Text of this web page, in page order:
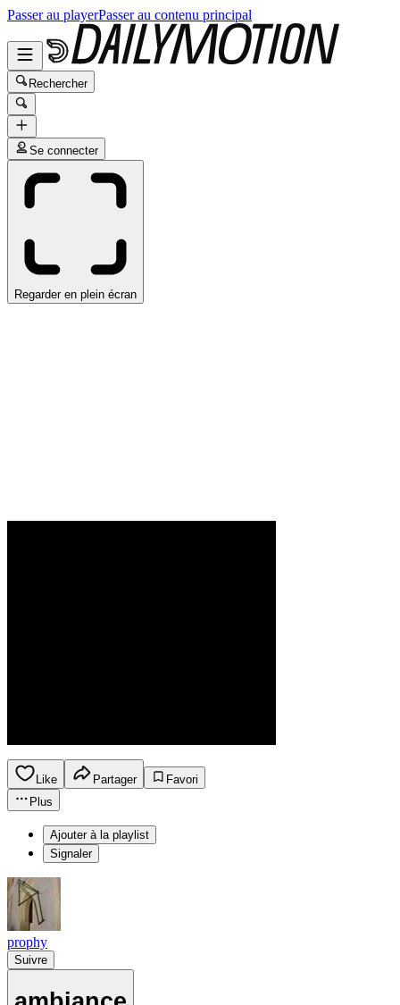
Passer au playerPasser au contenu principal
Rechercher
Se connecter
Regarder en plein écran
Like Partager
Favori
Plus
Ajouter à la playlist
Signaler
prophy
Suivre